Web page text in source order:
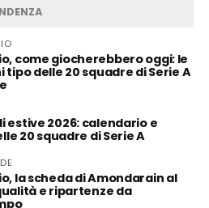
come giocherebbero oggi: le
tipo delle 20 squadre di Serie A
estive 2026: calendario e
20 squadre di Serie A
la scheda di Amondarain al
e ripartenze da